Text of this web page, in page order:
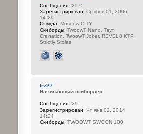
Сообщения: 2575
Зарегистрирован: Ср фев 01, 2006
14:29
Откуда: Moscow-CITY
Cкиборды: TwoowT Nano, Твут
Crenation, TwoowT Joker, REVEL8 KTP,
Strictly Stolas
trv27
Начинающий скибордер
Сообщения: 29
Зарегистрирован: Чт янв 02, 2014
14:24
Cкиборды: TWOOWT SWOON 100